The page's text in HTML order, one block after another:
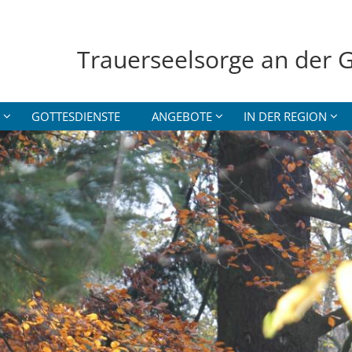
Trauerseelsorge an der
GOTTESDIENSTE ANGEBOTE IN DER REGION